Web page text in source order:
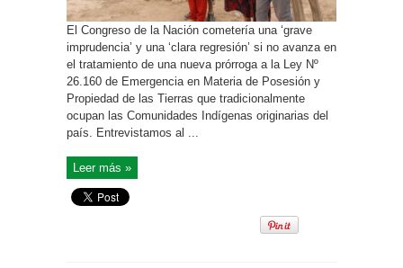
El Congreso de la Nación cometería una ‘grave
imprudencia’ y una ‘clara regresión’ si no avanza en
el tratamiento de una nueva prórroga a la Ley Nº
26.160 de Emergencia en Materia de Posesión y
Propiedad de las Tierras que tradicionalmente
ocupan las Comunidades Indígenas originarias del
país. Entrevistamos al ...
Leer más »